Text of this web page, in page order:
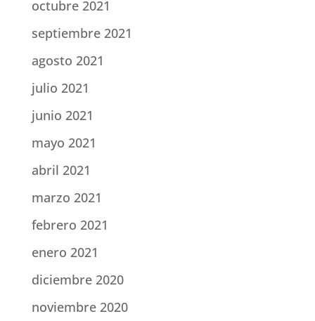
octubre 2021
septiembre 2021
agosto 2021
julio 2021
junio 2021
mayo 2021
abril 2021
marzo 2021
febrero 2021
enero 2021
diciembre 2020
noviembre 2020